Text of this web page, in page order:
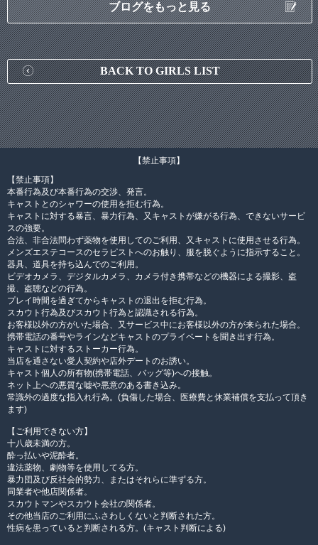
ブログをもっと見る
BACK TO GIRLS LIST
【禁止事項】
【禁止事項】
本番行為及び本番行為の交渉、発言。
キャストとのシャワーの使用を拒む行為。
キャストに対する暴言、暴力行為、又キャストが嫌がる行為、できないサービ
スの強要。
合法、非合法問わず薬物を使用してのご利用、又キャストに使用させる行為。
メンズエステコースのセラピストへのお触り、服を脱ぐように指示すること。
器具、道具を持ち込んでのご利用。
ビデオカメラ、デジタルカメラ、カメラ付き携帯などの機器による撮影、盗
撮、盗聴などの行為。
プレイ時間を過ぎてからキャストの退出を拒む行為。
スカウト行為及びスカウト行為と認識される行為。
お客様以外の方がいた場合、又サービス中にお客様以外の方が来られた場合。
携帯電話の番号やラインなどキャストのプライベートを聞き出す行為。
キャストに対するストーカー行為。
当店を通さない愛人契約や店外デートのお誘い。
キャスト個人の所有物(携帯電話、バッグ等)への接触。
ネット上への悪質な嘘や悪意のある書き込み。
常識外の過度な指入れ行為。(負傷した場合、医療費と休業補償を支払って頂き
ます)
【ご利用できない方】
十八歳未満の方。
酔っ払いや泥酔者。
違法薬物、劇物等を使用してる方。
暴力団及び反社会的勢力、またはそれらに準ずる方。
同業者や他店関係者。
スカウトマンやスカウト会社の関係者。
その他当店のご利用にふさわしくないと判断された方。
性病を患っていると判断される方。(キャスト判断による)